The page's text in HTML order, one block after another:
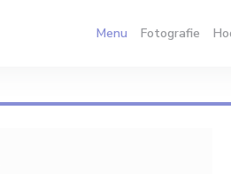
Menu Fotografie